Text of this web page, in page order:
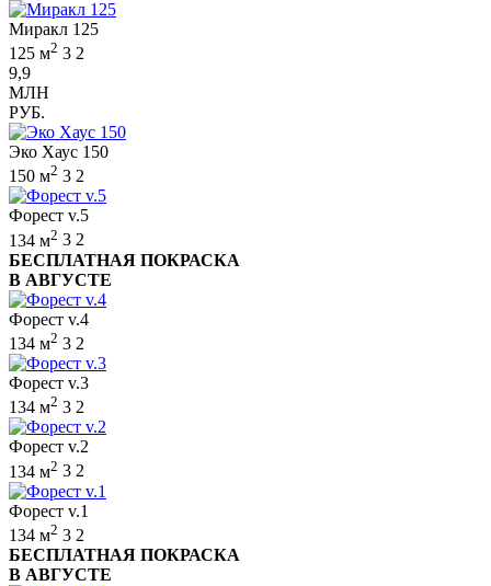
Миракл 125
125 м2 3 2
9,9
МЛН
РУБ.
Эко Хаус 150
150 м2 3 2
Форест v.5
134 м2 3 2
БЕСПЛАТНАЯ ПОКРАСКА
В АВГУСТЕ
Форест v.4
134 м2 3 2
Форест v.3
134 м2 3 2
Форест v.2
134 м2 3 2
Форест v.1
134 м2 3 2
БЕСПЛАТНАЯ ПОКРАСКА
В АВГУСТЕ